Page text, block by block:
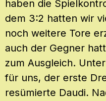
haben die
dem 3:2 hatten wir
noch weitere Tore
auch der Gegner
zum Ausgleich.
für uns, der erste
resümierte Daudi.